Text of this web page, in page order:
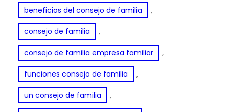
beneficios del consejo de familia ,
consejo de familia ,
consejo de familia empresa familiar ,
funciones consejo de familia ,
un consejo de familia ,